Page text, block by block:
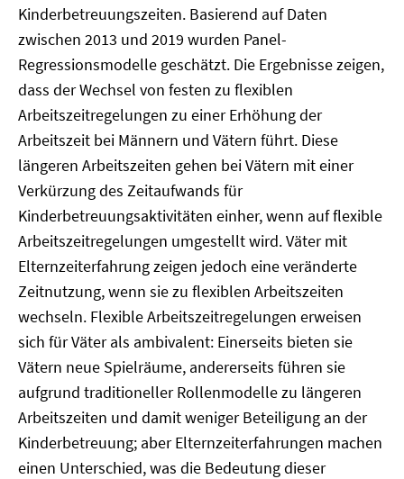
Kinderbetreuungszeiten. Basierend auf Daten
zwischen 2013 und 2019 wurden Panel-
Regressionsmodelle geschätzt. Die Ergebnisse zeigen,
dass der Wechsel von festen zu flexiblen
Arbeitszeitregelungen zu einer Erhöhung der
Arbeitszeit bei Männern und Vätern führt. Diese
längeren Arbeitszeiten gehen bei Vätern mit einer
Verkürzung des Zeitaufwands für
Kinderbetreuungsaktivitäten einher, wenn auf flexible
Arbeitszeitregelungen umgestellt wird. Väter mit
Elternzeiterfahrung zeigen jedoch eine veränderte
Zeitnutzung, wenn sie zu flexiblen Arbeitszeiten
wechseln. Flexible Arbeitszeitregelungen erweisen
sich für Väter als ambivalent: Einerseits bieten sie
Vätern neue Spielräume, andererseits führen sie
aufgrund traditioneller Rollenmodelle zu längeren
Arbeitszeiten und damit weniger Beteiligung an der
Kinderbetreuung; aber Elternzeiterfahrungen machen
einen Unterschied, was die Bedeutung dieser